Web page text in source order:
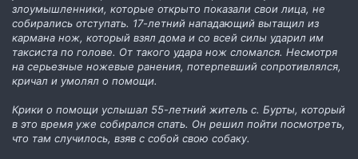
злоумышленники, которые открыто показали свои лица, не
собирались отступать. 17-летний нападающий вытащил из
кармана нож, который взял дома и со всей силы ударил им
таксиста по голове. От такого удара нож сломался. Несмотря
на серьезные ножевые ранения, потерпевший сопротивлялся,
кричал и умолял о помощи.
Крики о помощи услышал 55-летний житель с. Бурты, который
в это время уже собирался спать. Он решил пойти посмотреть,
что там случилось, взяв с собой свою собаку.